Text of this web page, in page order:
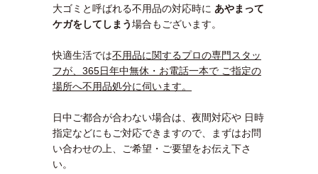
大ゴミと呼ばれる不用品の対応時に あやまって
ケガをしてしまう場合もございます。
快適生活では不用品に関するプロの専門スタッ
フが、365日年中無休・お電話一本で ご指定の
場所へ不用品処分に伺います。
日中ご都合が合わない場合は、夜間対応や 日時
指定などにもご対応できますので、まずはお問
い合わせの上、ご希望・ご要望をお伝え下さ
い。